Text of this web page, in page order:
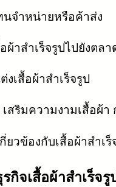
จำหน่ายหรือค้าส่ง
าสำเร็จรูปไปยังตลา
เสื้อผ้าสำเร็จรูป
สริมความงามเสื้อผ้า
วข้องกับเสื้อผ้าสำเร็
กิจเสื้อผ้าสำเร็จรู